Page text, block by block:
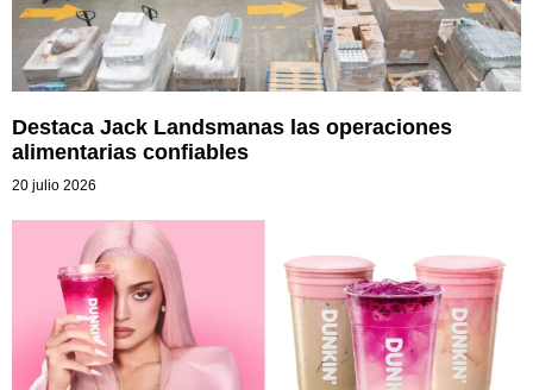
Destaca Jack Landsmanas las operaciones
alimentarias confiables
20 julio 2026